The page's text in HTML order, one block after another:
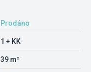
Prodáno
1 + KK
39 m²